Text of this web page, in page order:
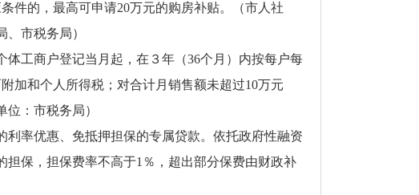
件的，最高可申请20万元的购房补贴。（市人社
市税务局）
体工商户登记当月起，在３年（36个月）内按每户每
加和个人所得税；对合计月销售额未超过10万元
：市税务局）
利率优惠、免抵押担保的专属贷款。依托政府性融资
保，担保费率不高于1％，超出部分保费由财政补